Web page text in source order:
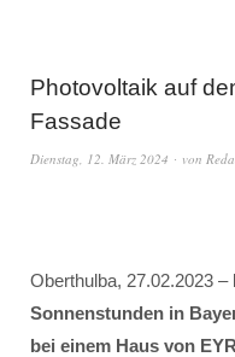
Photovoltaik auf
Fassade
Dienstag, 12. März 2024 von
Oberthulba, 27.02.2023 –
Sonnenstunden in
bei einem Haus von